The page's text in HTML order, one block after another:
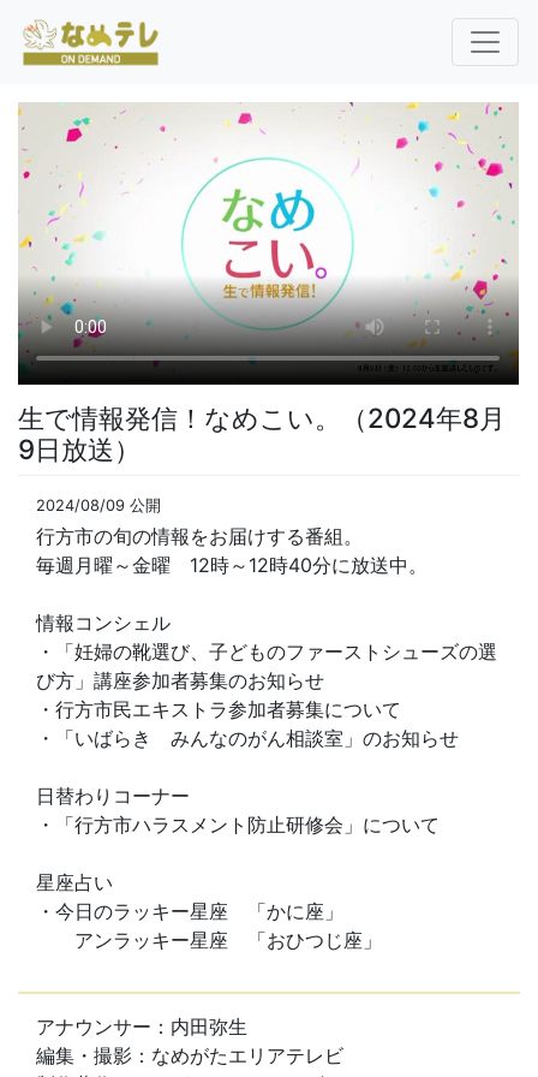
生で情報発信！なめこい。（2024年8月
9日放送）
2024/08/09 公開
行方市の旬の情報をお届けする番組。
毎週月曜～金曜 12時～12時40分に放送中。
情報コンシェル
・「妊婦の靴選び、子どものファーストシューズの選
び方」講座参加者募集のお知らせ
・行方市民エキストラ参加者募集について
・「いばらき みんなのがん相談室」のお知らせ
日替わりコーナー
・「行方市ハラスメント防止研修会」について
星座占い
・今日のラッキー星座 「かに座」
アンラッキー星座 「おひつじ座」
アナウンサー：内田弥生
編集・撮影：なめがたエリアテレビ